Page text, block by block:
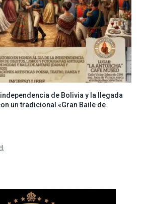
de Bolivia y la llegada
un tradicional «Gran Baile de